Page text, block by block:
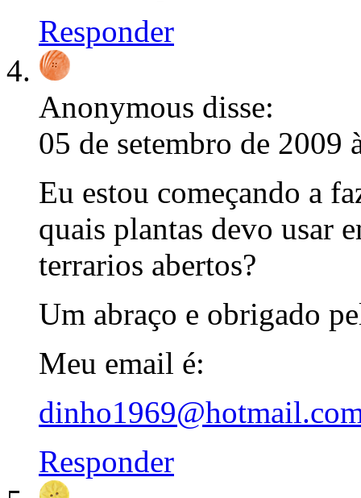
Responder
Anonymous disse:
05 de setembro de 2009
Eu estou começando a
quais plantas devo usar
terrarios abertos?
Um abraço e obrigado
Meu email é:
Responder